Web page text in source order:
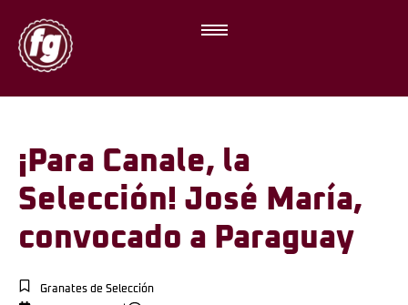
¡Para Canale, la
Selección! José María,
convocado a Paraguay
Granates de Selección